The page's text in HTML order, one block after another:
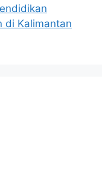
di Kalimantan